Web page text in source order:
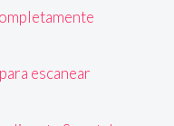
escanear